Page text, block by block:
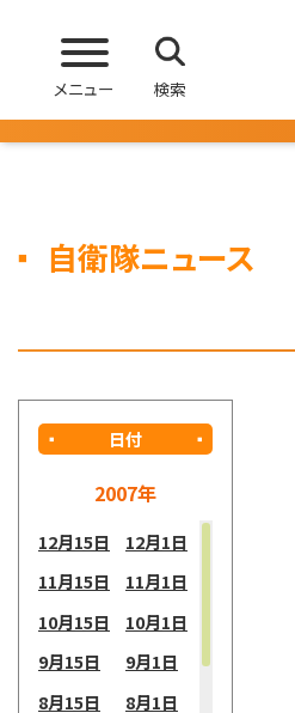
メニュー 検索
自衛隊ニュース
日付
2007年
12月15日
12月1日
11月15日
11月1日
10月15日
10月1日
9月15日
9月1日
8月15日
8月1日